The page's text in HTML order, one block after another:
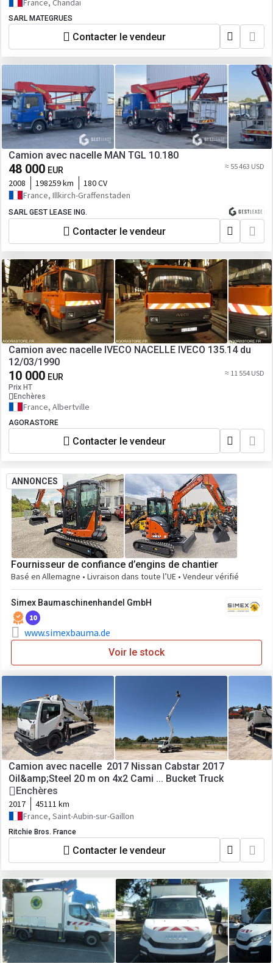
France, Chandai
SARL MATEGRUES
Contacter le vendeur
Camion avec nacelle MAN TGL 10.180
48 000 EUR ≈ 55 463 USD
2008 198259 km
180 CV
France, Illkirch-Graffenstaden
SARL GEST LEASE ING.
Contacter le vendeur
Camion avec nacelle IVECO NACELLE IVECO 135.14 du
12/03/1990
10 000 EUR
Prix HT
Enchères
≈ 11 554 USD
France, Albertville
AGORASTORE
Contacter le vendeur
ANNONCES
Fournisseur de confiance d’engins de chantier
Basé en Allemagne • Livraison dans toute l’UE • Vendeur vérifié
Simex Baumaschinenhandel GmbH
10
www.simexbauma.de
Voir le stock
Camion avec nacelle 2017 Nissan Cabstar 2017
Oil&amp;Steel 20 m on 4x2 Cami ... Bucket Truck
Enchères
2017
45111 km
France, Saint-Aubin-sur-Gaillon
Ritchie Bros. France
Contacter le vendeur